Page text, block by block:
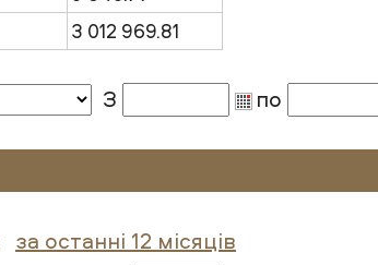
3 012 969.81
З по
за останні 12 місяців